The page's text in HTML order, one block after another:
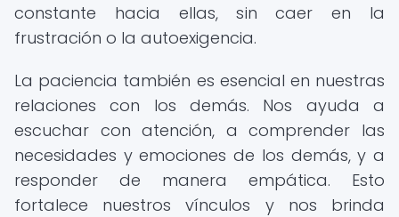
constante hacia ellas, sin caer en la
frustración o la autoexigencia.
La paciencia también es esencial en nuestras
relaciones con los demás. Nos ayuda a
escuchar con atención, a comprender las
necesidades y emociones de los demás, y a
responder de manera empática. Esto
fortalece nuestros vínculos y nos brinda